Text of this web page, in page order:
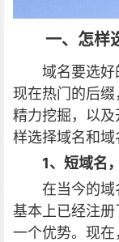
一、怎样
域名要选好
现在热门的后
精力挖掘，以
样选择域名和域
1、短域名
在当今的域
基本上已经注
一个优势。现